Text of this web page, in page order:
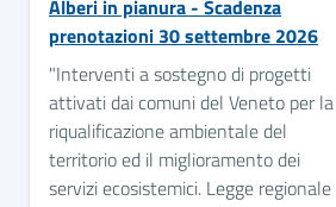
Alberi in pianura - Scadenza
prenotazioni 30 settembre 2026
"Interventi a sostegno di progetti
attivati dai comuni del Veneto per la
riqualificazione ambientale del
territorio ed il miglioramento dei
servizi ecosistemici. Legge regionale